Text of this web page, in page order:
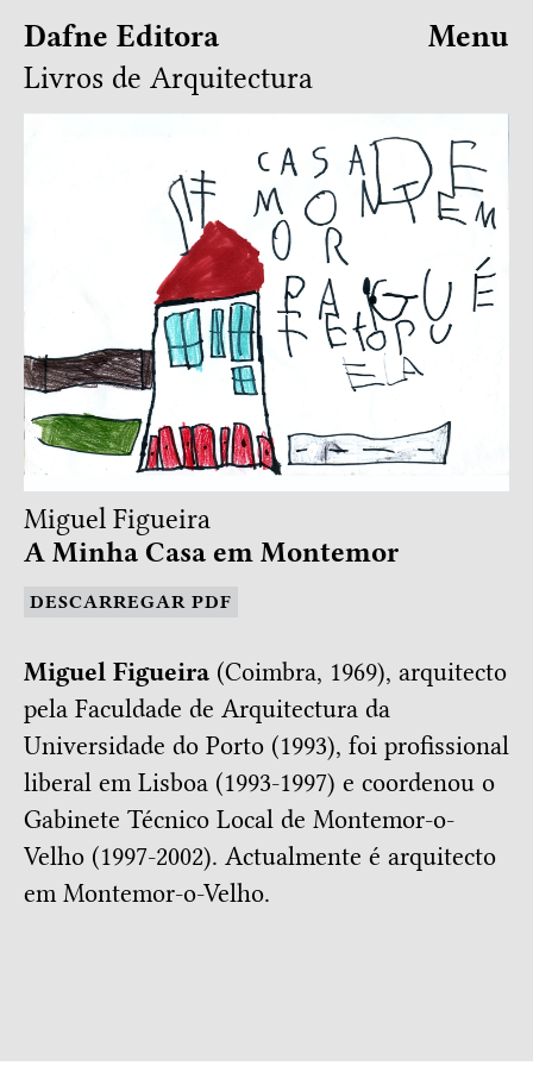
Dafne Editora
Livros de Arquitectura
Menu
Miguel Figueira
A Minha Casa em Montemor
DESCARREGAR PDF
Miguel Figueira (Coimbra, 1969), arquitecto
pela Faculdade de Arquitectura da
Universidade do Porto (1993), foi profissional
liberal em Lisboa (1993-1997) e coordenou o
Gabinete Técnico Local de Montemor-o-
Velho (1997-2002). Actualmente é arquitecto
em Montemor-o-Velho.